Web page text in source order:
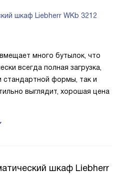
шкаф Liebherr WKb 3212
много бутылок, что
всегда полная загрузка,
стандартной формы, так и
выглядит, хорошая цена
шкаф Liebherr